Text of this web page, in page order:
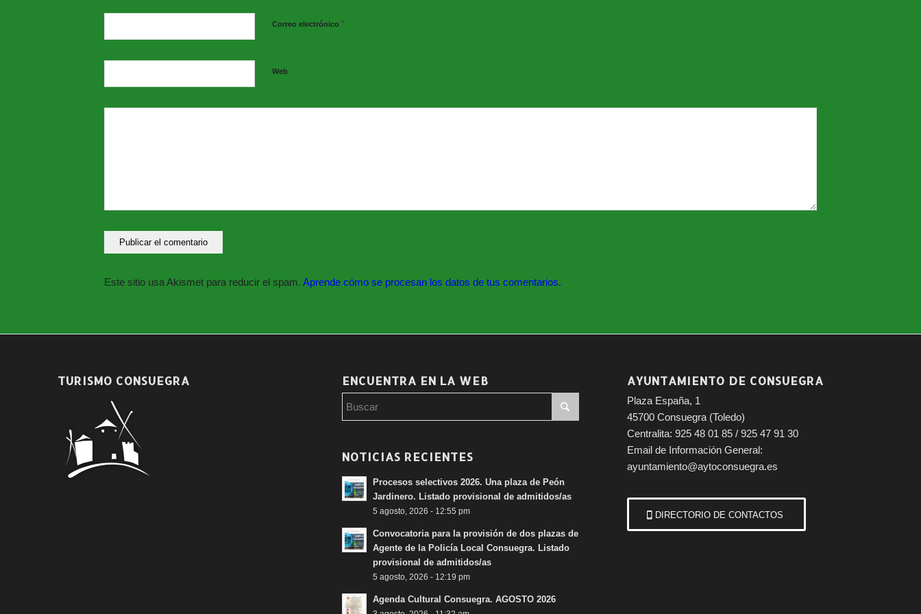
Correo electrónico *
Web
Este sitio usa Akismet para reducir el spam. Aprende cómo se procesan los datos de tus comentarios.
TURISMO CONSUEGRA ENCUENTRA EN LA WEB
NOTICIAS RECIENTES
Procesos selectivos 2026. Una plaza de Peón
Jardinero. Listado provisional de admitidos/as
5 agosto, 2026 - 12:55 pm
Convocatoria para la provisión de dos plazas de
Agente de la Policía Local Consuegra. Listado
provisional de admitidos/as
5 agosto, 2026 - 12:19 pm
Agenda Cultural Consuegra. AGOSTO 2026
AYUNTAMIENTO DE CONSUEGRA
Plaza España, 1
45700 Consuegra (Toledo)
Centralita: 925 48 01 85 / 925 47 91 30
Email de Información General:
ayuntamiento@aytoconsuegra.es
DIRECTORIO DE CONTACTOS